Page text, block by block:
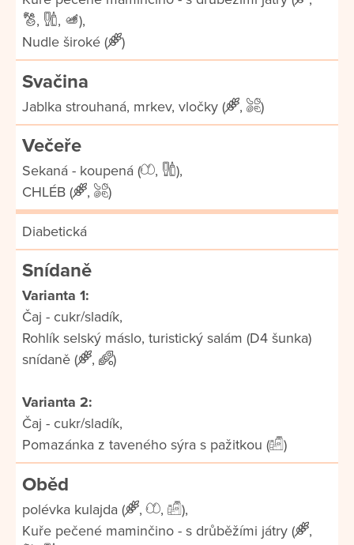
,
,
),
Nudle široké (
)
Svačina
Jablka strouhaná, mrkev, vločky ( , )
Večeře
Sekaná - koupená ( ,
),
CHLÉB (
, )
Diabetická
Snídaně
Varianta 1:
Čaj - cukr/sladík,
Rohlík selský máslo, turistický salám (D4 šunka)
snídaně (
, )
Varianta 2:
Čaj - cukr/sladík,
Pomazánka z taveného sýra s pažitkou (
)
Oběd
polévka kulajda ( , ,
),
Kuře pečené maminčino - s drůběžími játry (
,